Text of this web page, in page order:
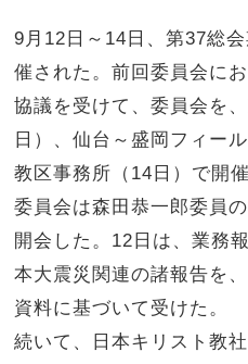
9月12日～14日、第37総
催された。前回委員会に
協議を受けて、委員会を
日）、仙台～盛岡フィー
教区事務所（14日）で開催
委員会は森田恭一郎委員
開会した。12日は、業務
本大震災関連の諸報告を
資料に基づいて受けた。
続いて、日本キリスト教